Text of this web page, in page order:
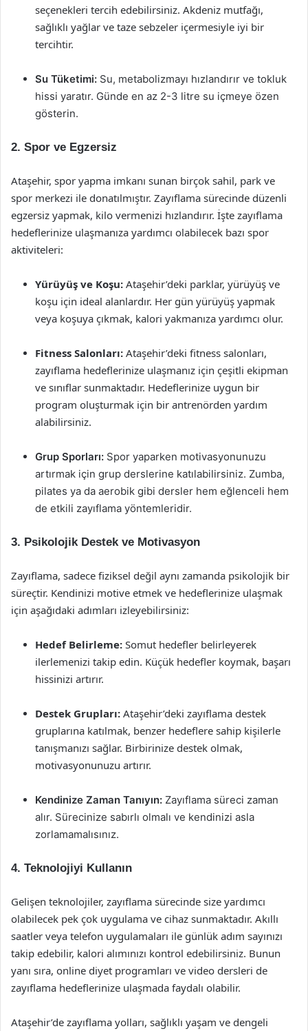
seçenekleri tercih edebilirsiniz. Akdeniz mutfağı,
sağlıklı yağlar ve taze sebzeler içermesiyle iyi bir
tercihtir.
Su Tüketimi: Su, metabolizmayı hızlandırır ve tokluk
hissi yaratır. Günde en az 2-3 litre su içmeye özen
gösterin.
2. Spor ve Egzersiz
Ataşehir, spor yapma imkanı sunan birçok sahil, park ve
spor merkezi ile donatılmıştır. Zayıflama sürecinde düzenli
egzersiz yapmak, kilo vermenizi hızlandırır. İşte zayıflama
hedeflerinize ulaşmanıza yardımcı olabilecek bazı spor
aktiviteleri:
Yürüyüş ve Koşu: Ataşehir’deki parklar, yürüyüş ve
koşu için ideal alanlardır. Her gün yürüyüş yapmak
veya koşuya çıkmak, kalori yakmanıza yardımcı olur.
Fitness Salonları: Ataşehir’deki fitness salonları,
zayıflama hedeflerinize ulaşmanız için çeşitli ekipman
ve sınıflar sunmaktadır. Hedeflerinize uygun bir
program oluşturmak için bir antrenörden yardım
alabilirsiniz.
Grup Sporları: Spor yaparken motivasyonunuzu
artırmak için grup derslerine katılabilirsiniz. Zumba,
pilates ya da aerobik gibi dersler hem eğlenceli hem
de etkili zayıflama yöntemleridir.
3. Psikolojik Destek ve Motivasyon
Zayıflama, sadece fiziksel değil aynı zamanda psikolojik bir
süreçtir. Kendinizi motive etmek ve hedeflerinize ulaşmak
için aşağıdaki adımları izleyebilirsiniz:
Hedef Belirleme: Somut hedefler belirleyerek
ilerlemenizi takip edin. Küçük hedefler koymak, başarı
hissinizi artırır.
Destek Grupları: Ataşehir’deki zayıflama destek
gruplarına katılmak, benzer hedeflere sahip kişilerle
tanışmanızı sağlar. Birbirinize destek olmak,
motivasyonunuzu artırır.
Kendinize Zaman Tanıyın: Zayıflama süreci zaman
alır. Sürecinize sabırlı olmalı ve kendinizi asla
zorlamamalısınız.
4. Teknolojiyi Kullanın
Gelişen teknolojiler, zayıflama sürecinde size yardımcı
olabilecek pek çok uygulama ve cihaz sunmaktadır. Akıllı
saatler veya telefon uygulamaları ile günlük adım sayınızı
takip edebilir, kalori alımınızı kontrol edebilirsiniz. Bunun
yanı sıra, online diyet programları ve video dersleri de
zayıflama hedeflerinize ulaşmada faydalı olabilir.
Ataşehir’de zayıflama yolları, sağlıklı yaşam ve dengeli